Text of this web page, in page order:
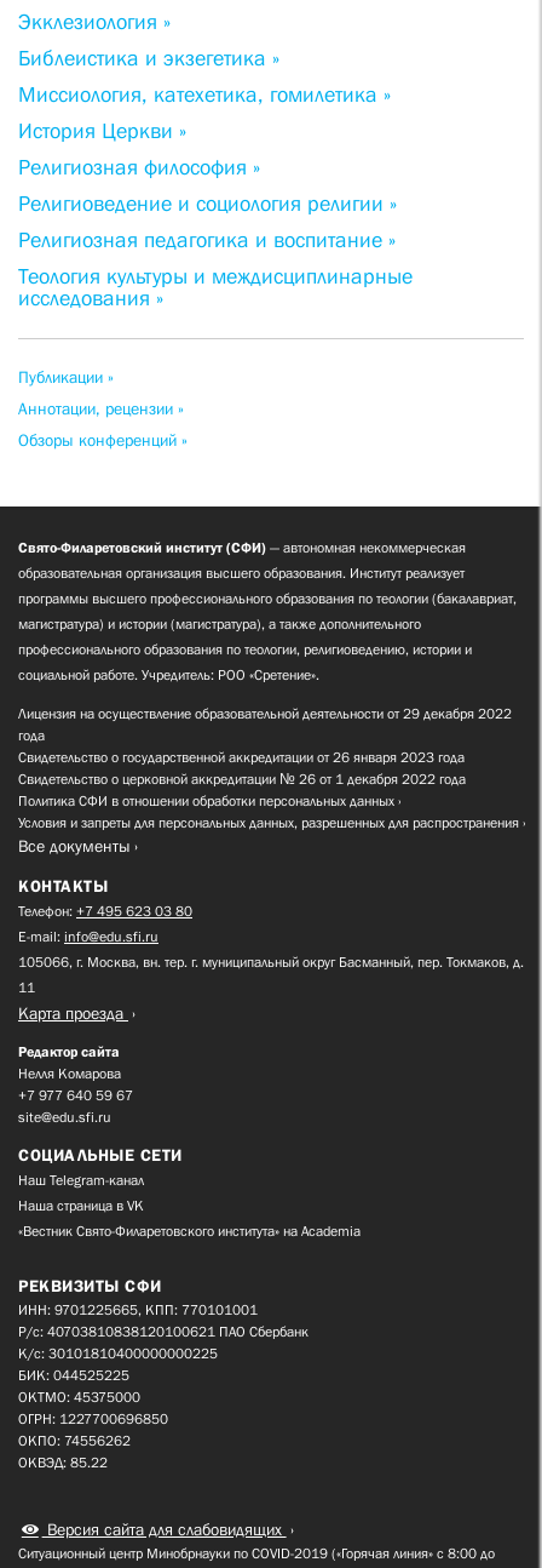
Экклезиология »
Библеистика и экзегетика »
Миссиология, катехетика, гомилетика »
История Церкви »
Религиозная философия »
Религиоведение и социология религии »
Религиозная педагогика и воспитание »
Теология культуры и междисциплинарные
исследования »
Публикации »
Аннотации, рецензии »
Обзоры конференций »
Свято-Филаретовский институт (СФИ) — автономная некоммерческая
образовательная организация высшего образования. Институт реализует
программы высшего профессионального образования по теологии (бакалавриат,
магистратура) и истории (магистратура), а также дополнительного
профессионального образования по теологии, религиоведению, истории и
социальной работе. Учредитель: РОО «Сретение».
Лицензия на осуществление образовательной деятельности от 29 декабря 2022
года
Свидетельство о государственной аккредитации от 26 января 2023 года
Свидетельство о церковной аккредитации № 26 от 1 декабря 2022 года
Политика СФИ в отношении обработки персональных данных
Условия и запреты для персональных данных, разрешенных для распространения
Все документы
КОНТАКТЫ
Телефон: +7 495 623 03 80
E-mail: info@edu.sfi.ru
105066, г. Москва, вн. тер. г. муниципальный округ Басманный, пер. Токмаков, д.
11
Карта проезда
Редактор сайта
Нелля Комарова
+7 977 640 59 67
site@edu.sfi.ru
СОЦИАЛЬНЫЕ СЕТИ
Наш Telegram-канал
Наша страница в VK
«Вестник Свято-Филаретовского института» на Academia
РЕКВИЗИТЫ СФИ
ИНН: 9701225665, КПП: 770101001
Р/с: 40703810838120100621 ПАО Сбербанк
К/с: 30101810400000000225
БИК: 044525225
ОКТМО: 45375000
ОГРН: 1227700696850
ОКПО: 74556262
ОКВЭД: 85.22
Версия сайта для слабовидящих
Ситуационный центр Минобрнауки по COVID-2019 («Горячая линия» с 8:00 до